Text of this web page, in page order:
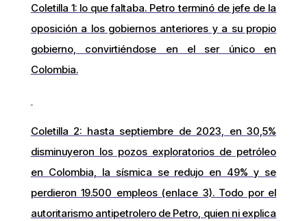
Coletilla 1: lo que faltaba. Petro terminó de jefe de la
oposición a los gobiernos anteriores y a su propio
gobierno, convirtiéndose en el ser único en
Colombia.
Coletilla 2: hasta septiembre de 2023, en 30,5%
disminuyeron los pozos exploratorios de petróleo
en Colombia, la sísmica se redujo en 49% y se
perdieron 19.500 empleos (enlace 3). Todo por el
autoritarismo antipetrolero de Petro, quien ni explica